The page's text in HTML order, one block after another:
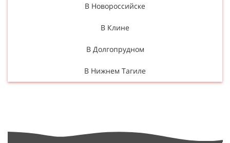
В Новороссийске
В Клине
В Долгопрудном
В Нижнем Тагиле